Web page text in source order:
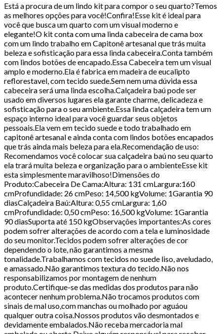
Está a procura de um lindo kit para compor o seu quarto?Temos
as melhores opções para você!Confira!Esse kit é ideal para
você que busca um quarto com um visual moderno e
elegante!O kit conta com uma linda cabeceira de cama box
com um lindo trabalho em Capitonê artesanal que trás muita
beleza e sofisticação para essa linda cabeceira.Conta também
com lindos botões de encapado.Essa Cabeceira tem um visual
amplo e moderno.Ela é fabrica em madeira de eucalipto
reflorestavel, com tecido suede.Sem nem uma dúvida essa
cabeceira será uma linda escolha.Calçadeira baú pode ser
usado em diversos lugares ela garante charme, delicadeza e
sofisticação para o seu ambiente.Essa linda calçadeira tem um
espaço interno ideal para você guardar seus objetos
pessoais.Ela vem em tecido suede e todo trabalhado em
capitonê artesanal e ainda conta com lindos botões encapados
que trás ainda mais beleza para ela.Recomendação de uso:
Recomendamos você colocar sua calçadeira baú no seu quarto
ela trará muita beleza e organização para o ambienteEsse kit
esta simplesmente maravilhoso!Dimensões do
Produto:Cabeceira De Cama:Altura: 131 cmLargura:160
cmProfundidade: 26 cmPeso: 14,500 kgVolume: 1Garantia 90
diasCalçadeira Baú:Altura: 0,55 cmLargura: 1,60
cmProfundidade: 0,50 cmPeso: 16,500 kgVolume: 1Garantia
90 diasSuporta até 150 kgObservações importantes:As cores
podem sofrer alterações de acordo com a tela e luminosidade
do seu monitor.Tecidos podem sofrer alterações de cor
dependendo o lote, não garantimos a mesma
tonalidade.Trabalhamos com tecidos no suede liso, aveludado,
e amassado.Não garantimos textura do tecido.Não nos
responsabilizamos por montagem de nenhum
produto.Certifique-se das medidas dos produtos para não
acontecer nenhum problema.Não trocamos produtos com
sinais de mal uso,com manchas ou molhado por aguáou
qualquer outra coisa.Nossos produtos vão desmontados e
devidamente embalados.Não receba mercadoria mal